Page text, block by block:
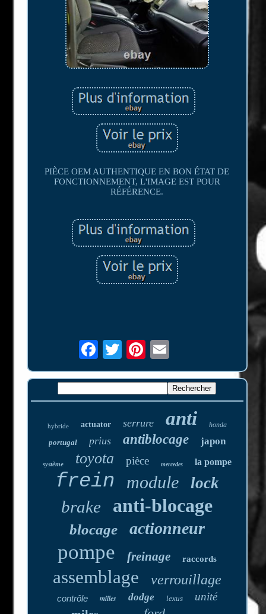
PIÈCE OEM AUTHENTIQUE EN BON ÉTAT DE
FONCTIONNEMENT, L'IMAGE EST POUR
RÉFÉRENCE.
hybride actuator serrure anti honda
portugal prius antiblocage japon
système toyota pièce mercedes la pompe
frein module lock
brake anti-blocage
blocage actionneur
pompe freinage raccords
assemblage verrouillage
contrôle milles dodge lexus unité